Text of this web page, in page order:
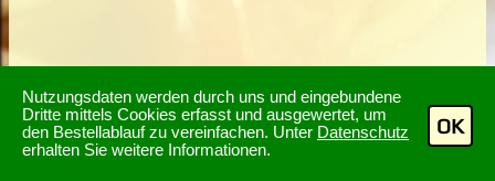
Nutzungsdaten werden durch uns und eingebundene
Dritte mittels Cookies erfasst und ausgewertet, um
den Bestellablauf zu vereinfachen. Unter Datenschutz
erhalten Sie weitere Informationen.
OK